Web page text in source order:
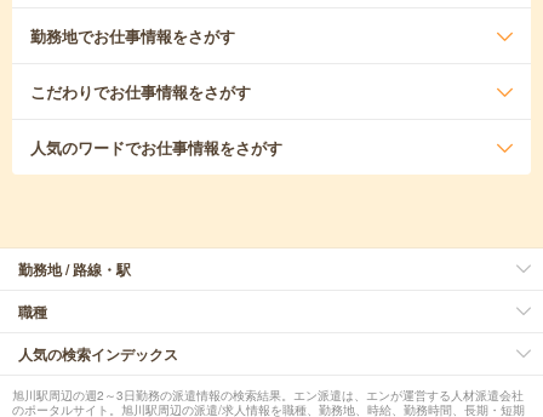
勤務地でお仕事情報をさがす
こだわりでお仕事情報をさがす
人気のワードでお仕事情報をさがす
勤務地 / 路線・駅
職種
人気の検索インデックス
旭川駅周辺の週2～3日勤務の派遣情報の検索結果。エン派遣は、エンが運営する人材派遣会社
のポータルサイト。旭川駅周辺の派遣/求人情報を職種、勤務地、時給、勤務時間、長期・短期